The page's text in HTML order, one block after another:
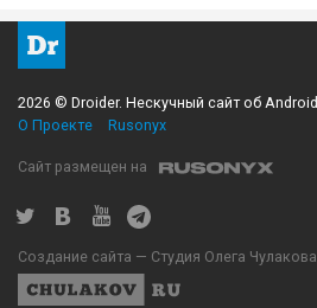
2026 © Droider. Нескучный сайт об Android
О Проекте
Rusonyx
Сайт размещен на
Создание сайта — Студия Олега Чулакова